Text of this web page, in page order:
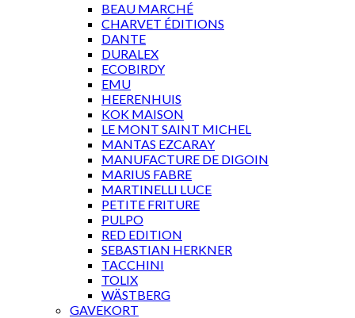
BEAU MARCHÉ
CHARVET ÉDITIONS
DANTE
DURALEX
ECOBIRDY
EMU
HEERENHUIS
KOK MAISON
LE MONT SAINT MICHEL
MANTAS EZCARAY
MANUFACTURE DE DIGOIN
MARIUS FABRE
MARTINELLI LUCE
PETITE FRITURE
PULPO
RED EDITION
SEBASTIAN HERKNER
TACCHINI
TOLIX
WÄSTBERG
GAVEKORT